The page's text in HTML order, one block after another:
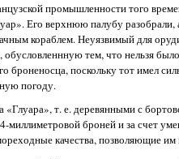
промышленности того
Его верхнюю палубу
кораблем. Неуязвимый для
тем, что нельзя
броненосца, поскольку тот имел
погоду.
т. е. деревянными с
миллиметровой броней и за счет
качества, позволяющие